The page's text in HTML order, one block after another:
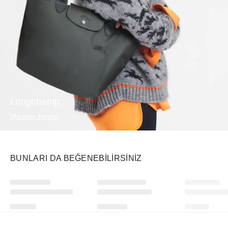
BUNLARI DA BEĞENEBILIRSINIZ